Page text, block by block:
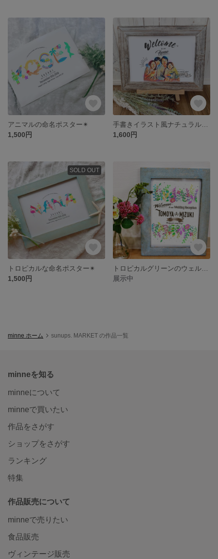
アニマルの命名ポスター✴︎
1,500円
1,600円
SOLD OUT
トロピカルな命名ポスター✴︎
1,500円
展示中
minne ホーム sunups. MARKET の作品一覧
minneを知る
minneについて
minneで買いたい
作品をさがす
ショップをさがす
ランキング
特集
作品販売について
minneで売りたい
食品販売
ヴィンテージ販売